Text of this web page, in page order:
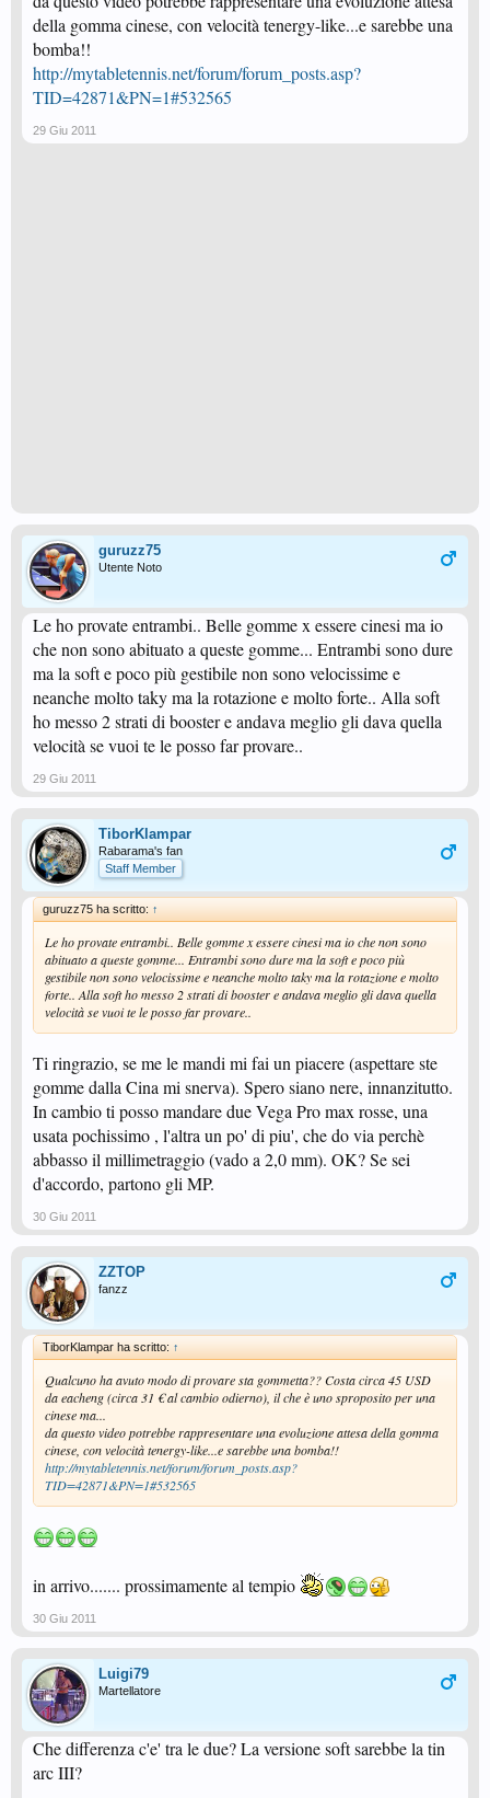
della gomma cinese, con velocità tenergy-like...e sarebbe una
bomba!!
http://mytabletennis.net/forum/forum_posts.asp?
TID=42871&PN=1#532565
29 Giu 2011
guruzz75
Utente Noto
Le ho provate entrambi.. Belle gomme x essere cinesi ma io
che non sono abituato a queste gomme... Entrambi sono dure
ma la soft e poco più gestibile non sono velocissime e
neanche molto taky ma la rotazione e molto forte.. Alla soft
ho messo 2 strati di booster e andava meglio gli dava quella
velocità se vuoi te le posso far provare..
29 Giu 2011
TiborKlampar
Rabarama's fan
Staff Member
guruzz75 ha scritto: ↑
Le ho provate entrambi.. Belle gomme x essere cinesi ma io che non sono
abituato a queste gomme... Entrambi sono dure ma la soft e poco più
gestibile non sono velocissime e neanche molto taky ma la rotazione e molto
forte.. Alla soft ho messo 2 strati di booster e andava meglio gli dava quella
velocità se vuoi te le posso far provare..
Ti ringrazio, se me le mandi mi fai un piacere (aspettare ste
gomme dalla Cina mi snerva). Spero siano nere, innanzitutto.
In cambio ti posso mandare due Vega Pro max rosse, una
usata pochissimo , l'altra un po' di piu', che do via perchè
abbasso il millimetraggio (vado a 2,0 mm). OK? Se sei
d'accordo, partono gli MP.
30 Giu 2011
ZZTOP
fanzz
TiborKlampar ha scritto: ↑
Qualcuno ha avuto modo di provare sta gommetta?? Costa circa 45 USD
da eacheng (circa 31 € al cambio odierno), il che è uno sproposito per una
cinese ma...
da questo video potrebbe rappresentare una evoluzione attesa della gomma
cinese, con velocità tenergy-like...e sarebbe una bomba!!
http://mytabletennis.net/forum/forum_posts.asp?
TID=42871&PN=1#532565
in arrivo....... prossimamente al tempio
30 Giu 2011
Luigi79
Martellatore
Che differenza c'e' tra le due? La versione soft sarebbe la tin
arc III?